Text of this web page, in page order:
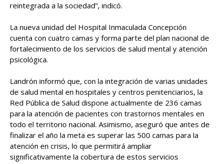
reintegrada a la sociedad”, indicó.
La nueva unidad del Hospital Inmaculada Concepción
cuenta con cuatro camas y forma parte del plan nacional de
fortalecimiento de los servicios de salud mental y atención
psicológica.
Landrón informó que, con la integración de varias unidades
de salud mental en hospitales y centros penitenciarios, la
Red Pública de Salud dispone actualmente de 236 camas
para la atención de pacientes con trastornos mentales en
todo el territorio nacional. Asimismo, aseguró que antes de
finalizar el año la meta es superar las 500 camas para la
atención en crisis, lo que permitirá ampliar
significativamente la cobertura de estos servicios